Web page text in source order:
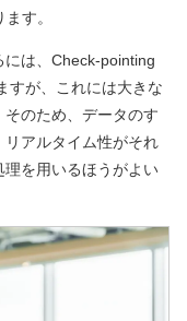
す。
には、Check-pointing
すが、これには大きな
のため、データのす
アルタイム性がそれ
を用いるほうがよい